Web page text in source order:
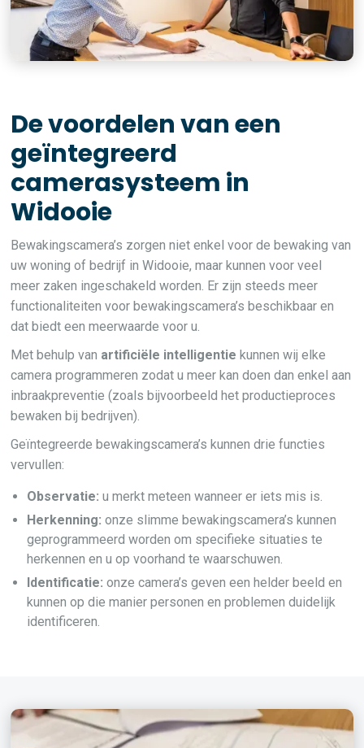
De voordelen van een
geïntegreerd
camerasysteem in
Widooie
Bewakingscamera’s zorgen niet enkel voor de bewaking van
uw woning of bedrijf in Widooie, maar kunnen voor veel
meer zaken ingeschakeld worden. Er zijn steeds meer
functionaliteiten voor bewakingscamera’s beschikbaar en
dat biedt een meerwaarde voor u.
Met behulp van artificiële intelligentie kunnen wij elke
camera programmeren zodat u meer kan doen dan enkel aan
inbraakpreventie (zoals bijvoorbeeld het productieproces
bewaken bij bedrijven).
Geïntegreerde bewakingscamera’s kunnen drie functies
vervullen:
Observatie: u merkt meteen wanneer er iets mis is.
Herkenning: onze slimme bewakingscamera’s kunnen
geprogrammeerd worden om specifieke situaties te
herkennen en u op voorhand te waarschuwen.
Identificatie: onze camera’s geven een helder beeld en
kunnen op die manier personen en problemen duidelijk
identificeren.